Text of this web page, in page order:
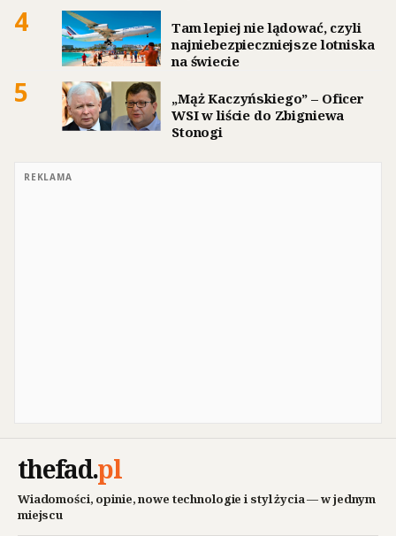
4
Tam lepiej nie lądować, czyli
najniebezpieczniejsze lotniska
na świecie
5
„Mąż Kaczyńskiego” – Oficer
WSI w liście do Zbigniewa
Stonogi
REKLAMA
thefad.pl
Wiadomości, opinie, nowe technologie i styl życia — w jednym
miejscu